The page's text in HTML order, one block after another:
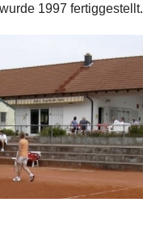
1997 fertiggestellt.